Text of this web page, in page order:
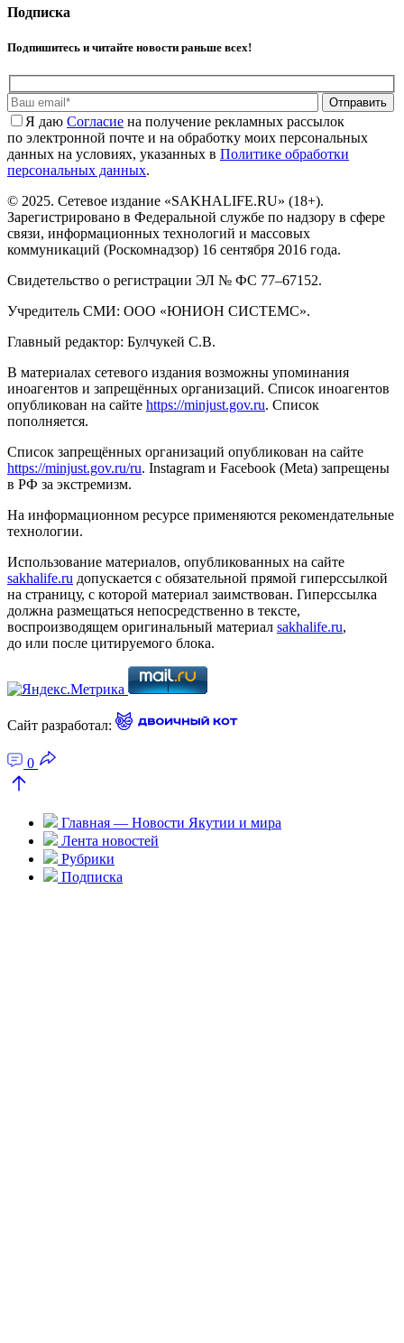
Подписка
Подпишитесь и читайте новости раньше всех!
Отправить
Я даю Cогласие на получение рекламных рассылок
по электронной почте и на обработку моих персональных
данных на условиях, указанных в Политике обработки
персональных данных.
© 2025. Сетевое издание «SAKHALIFE.RU» (18+).
Зарегистрировано в Федеральной службе по надзору в сфере
связи, информационных технологий и массовых
коммуникаций (Роскомнадзор) 16 сентября 2016 года.
Свидетельство о регистрации ЭЛ № ФС 77–67152.
Учредитель СМИ: ООО «ЮНИОН СИСТЕМС».
Главный редактор: Булчукей С.В.
В материалах сетевого издания возможны упоминания
иноагентов и запрещённых организаций. Список иноагентов
опубликован на сайте https://minjust.gov.ru. Список
пополняется.
Список запрещённых организаций опубликован на сайте
https://minjust.gov.ru/ru. Instagram и Facebook (Metа) запрещены
в РФ за экстремизм.
На информационном ресурсе применяются рекомендательные
технологии.
Использование материалов, опубликованных на сайте
sakhalife.ru допускается с обязательной прямой гиперссылкой
на страницу, с которой материал заимствован. Гиперссылка
должна размещаться непосредственно в тексте,
воспроизводящем оригинальный материал sakhalife.ru,
до или после цитируемого блока.
Сайт разработал:
0
Главная — Новости Якутии и мира
Лента новостей
Рубрики
Подписка